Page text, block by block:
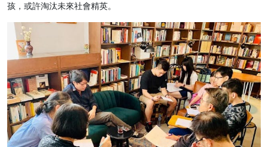
孩，或許淘汰未來社會精英。